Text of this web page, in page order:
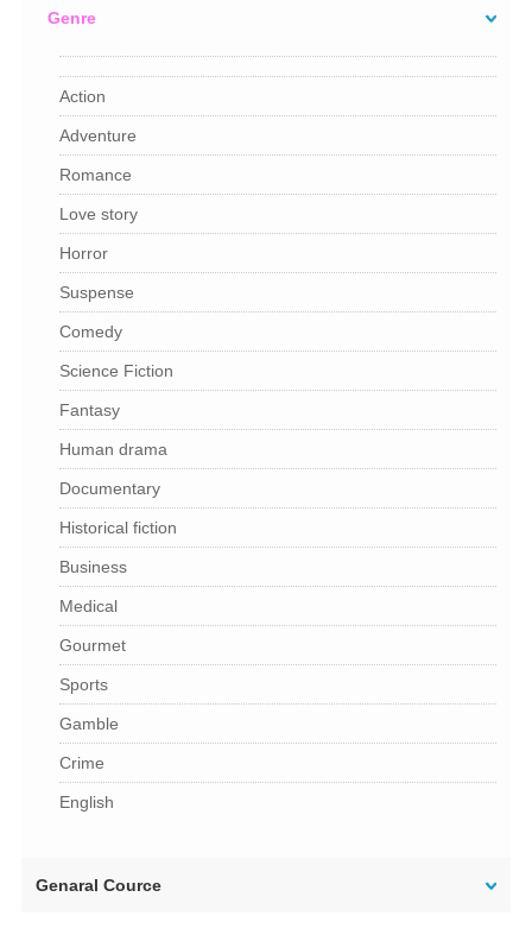
Genre
Action
Adventure
Romance
Love story
Horror
Suspense
Comedy
Science Fiction
Fantasy
Human drama
Documentary
Historical fiction
Business
Medical
Gourmet
Sports
Gamble
Crime
English
Genaral Cource